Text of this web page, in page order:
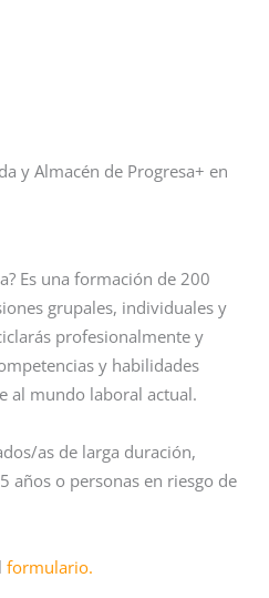
y Almacén de Progresa+ en
Es una formación de 200
grupales, individuales y
profesionalmente y
y habilidades
al mundo laboral actual.
as de larga duración,
años o personas en riesgo de
formulario.